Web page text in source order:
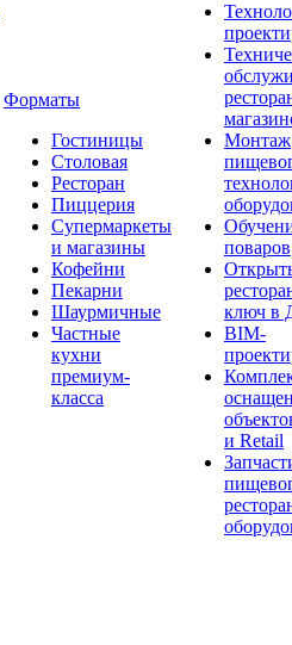
Форматы
Гостиницы
Столовая
Ресторан
Пиццерия
Супермаркеты
и магазины
Кофейни
Пекарни
Шаурмичные
Частные
кухни
премиум-
класса
Монтаж
поваров
ключ в
BIM-
и Retail